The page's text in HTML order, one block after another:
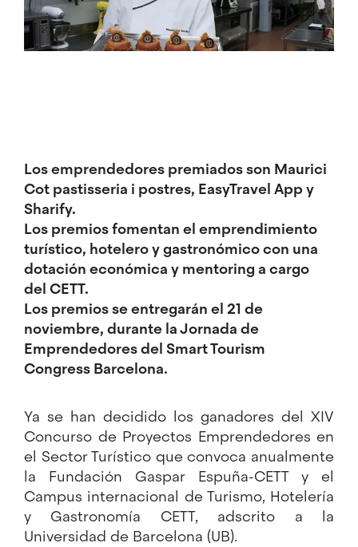
Los emprendedores premiados son Maurici
Cot pastisseria i postres, EasyTravel App y
Sharify.
Los premios fomentan el emprendimiento
turístico, hotelero y gastronómico con una
dotación económica y mentoring a cargo
del CETT.
Los premios se entregarán el 21 de
noviembre, durante la Jornada de
Emprendedores del Smart Tourism
Congress Barcelona.
Ya se han decidido los ganadores del XIV
Concurso de Proyectos Emprendedores en
el Sector Turístico que convoca anualmente
la Fundación Gaspar Espuña-CETT y el
Campus internacional de Turismo, Hotelería
y Gastronomía CETT, adscrito a la
Universidad de Barcelona (UB).